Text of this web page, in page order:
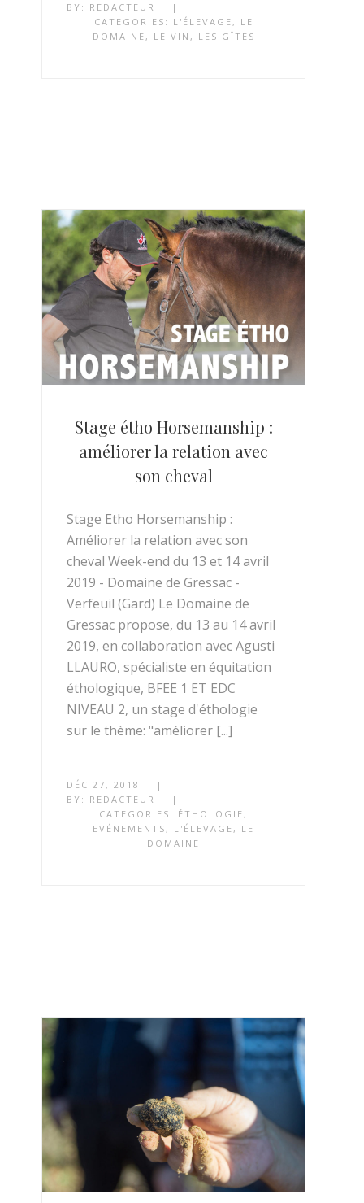
BY: REDACTEUR
|
CATEGORIES: L'ÉLEVAGE , LE
DOMAINE , LE VIN , LES GÎTES
Stage étho Horsemanship :
améliorer la relation avec
son cheval
Stage Etho Horsemanship :
Améliorer la relation avec son
cheval Week-end du 13 et 14 avril
2019 - Domaine de Gressac -
Verfeuil (Gard) Le Domaine de
Gressac propose, du 13 au 14 avril
2019, en collaboration avec Agusti
LLAURO, spécialiste en équitation
éthologique, BFEE 1 ET EDC
NIVEAU 2, un stage d'éthologie
sur le thème: "améliorer [...]
DÉC 27, 2018
|
BY: REDACTEUR
|
CATEGORIES: ÉTHOLOGIE ,
EVÉNEMENTS , L'ÉLEVAGE , LE
DOMAINE